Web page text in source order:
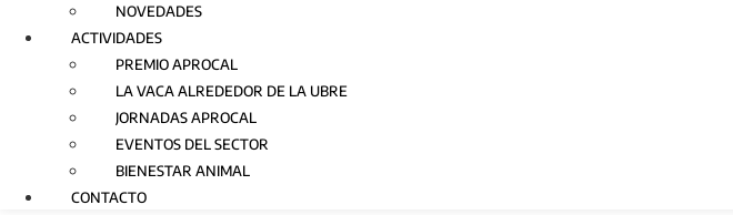
NOVEDADES
ACTIVIDADES
PREMIO APROCAL
LA VACA ALREDEDOR DE LA UBRE
JORNADAS APROCAL
EVENTOS DEL SECTOR
BIENESTAR ANIMAL
CONTACTO